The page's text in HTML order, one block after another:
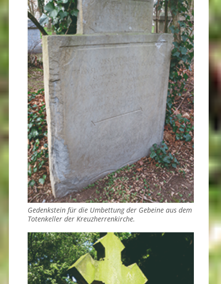
Gedenkstein für die Umbettung der Gebeine aus dem
Totenkeller der Kreuzherrenkirche.